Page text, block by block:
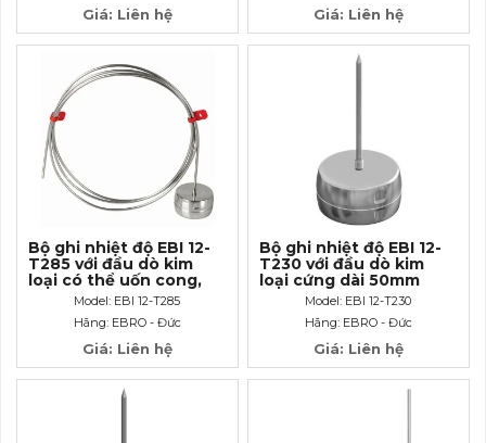
Giá: Liên hệ Giá: Liên hệ
Bộ ghi nhiệt độ EBI 12-
T285 với đầu dò kim
loại có thể uốn cong,
tù, dài 2000mm
Model: EBI 12-T285
Hãng: EBRO - Đức
Giá: Liên hệ
Bộ ghi nhiệt độ EBI 12-
T230 với đầu dò kim
loại cứng dài 50mm
Model: EBI 12-T230
Hãng: EBRO - Đức
Giá: Liên hệ